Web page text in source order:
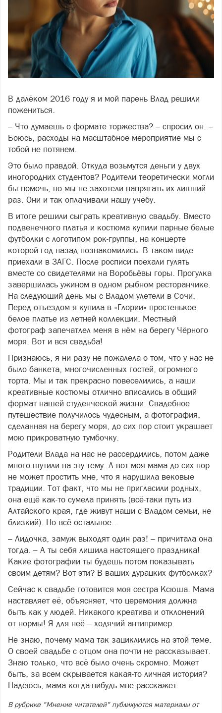
Фото freepik.com
В далёком 2016 году я и мой парень Влад решили
пожениться.
– Что думаешь о формате торжества? – спросил он. –
Боюсь, расходы на масштабное мероприятие мы с
тобой не потянем.
Это было правдой. Откуда возьмутся деньги у двух
иногородних студентов? Родители теоретически могли
бы помочь, но мы не захотели напрягать их лишний
раз. Они и так оплачивали нашу учёбу.
В итоге решили сыграть креативную свадьбу. Вместо
подвенечного платья и костюма купили парные белые
футболки с логотипом рок-группы, на концерте
которой год назад познакомились. В таком виде
приехали в ЗАГС. После росписи поехали гулять
вместе со свидетелями на Воробьёвы горы. Прогулка
завершилась ужином в одном рыбном ресторанчике.
На следующий день мы с Владом улетели в Сочи.
Перед отъездом я купила в «Глории» простенькое
белое платье из летней коллекции. Местный
фотограф запечатлел меня в нём на берегу Чёрного
моря. Вот и вся свадьба!
Признаюсь, я ни разу не пожалела о том, что у нас не
было банкета, многочисленных гостей, огромного
торта. Мы и так прекрасно повеселились, а наши
креативные костюмы отлично вписались в общий
формат нашей студенческой жизни. Свадебное
путешествие получилось чудесным, а фотография,
сделанная на берегу моря, до сих пор стоит украшает
мою прикроватную тумбочку.
Родители Влада на нас не рассердились, потом даже
много шутили на эту тему. А вот моя мама до сих пор
не может простить мне, что я нарушила вековые
традиции. Тот факт, что мы не пригласили родных,
она ещё как-то сумела принять (всё-таки путь из
Алтайского края, где живут наши с Владом семьи, не
близкий). Но всё остальное...
– Лидочка, замуж выходят один раз! – причитала она
тогда. – А ты себя лишила настоящего праздника!
Какие фотографии ты будешь потом показывать
своим детям? Вот эти? В ваших дурацких футболках?
Сейчас к свадьбе готовится моя сестра Ксюша. Мама
наставляет её, объясняет, что церемония должна
быть как у людей. Никакого креатива и отклонений
от нормы! Я для неё – ходячий антипример.
Не знаю, почему мама так зациклились на этой теме.
О своей свадьбе с отцом она почти не рассказывает.
Знаю только, что всё было очень скромно. Может
быть, за всем скрывается какая-то личная история?
Надеюсь, мама когда-нибудь мне расскажет.
В рубрике "Мнение читателей" публикуются материалы от